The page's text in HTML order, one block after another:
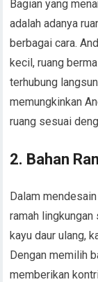
Bagian yang
adalah adanya
berbagai cara.
kecil, ruang
terhubung
memungkinkan
ruang sesuai
2. Bahan
Dalam
ramah
kayu daur ulang,
Dengan memilih
memberikan